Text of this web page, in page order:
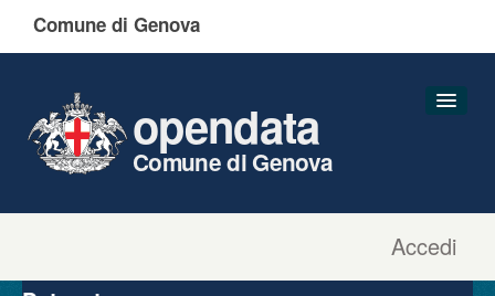
Comune di Genova
Accedi
opendata
Comune di Genova
Organizzazioni